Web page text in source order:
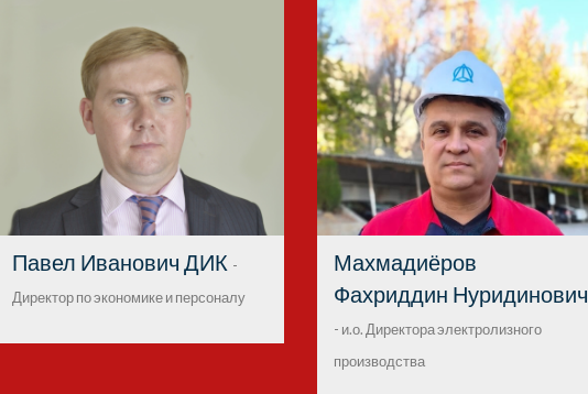
Павел Иванович ДИК -
Директор по экономике и персоналу
Махмадиёров
Фахриддин Нуридинович
- и.о. Директора электролизного
производства